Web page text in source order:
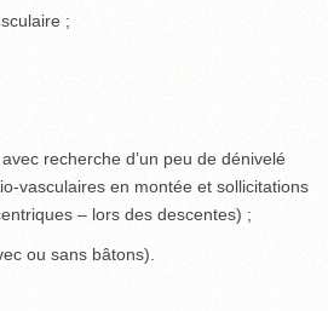
;
recherche d’un peu de dénivelé
vasculaires en montée et sollicitations
– lors des descentes) ;
ou sans bâtons).